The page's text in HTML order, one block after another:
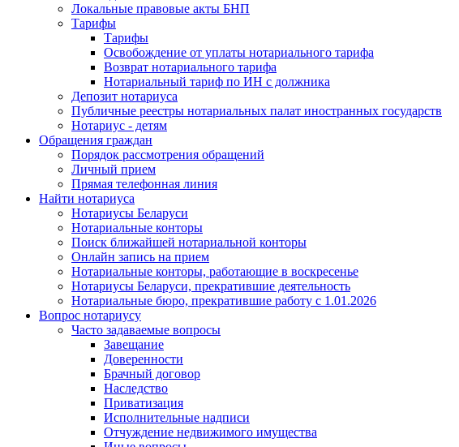
Локальные правовые акты БНП
Тарифы
Тарифы
Освобождение от уплаты нотариального тарифа
Возврат нотариального тарифа
Нотариальный тариф по ИН с должника
Депозит нотариуса
Публичные реестры нотариальных палат иностранных государств
Нотариус - детям
Обращения граждан
Порядок рассмотрения обращений
Личный прием
Прямая телефонная линия
Найти нотариуса
Нотариусы Беларуси
Нотариальные конторы
Поиск ближайшей нотариальной конторы
Онлайн запись на прием
Нотариальные конторы, работающие в воскресенье
Нотариусы Беларуси, прекратившие деятельность
Нотариальные бюро, прекратившие работу с 1.01.2026
Вопрос нотариусу
Часто задаваемые вопросы
Завещание
Доверенности
Брачный договор
Наследство
Приватизация
Исполнительные надписи
Отчуждение недвижимого имущества